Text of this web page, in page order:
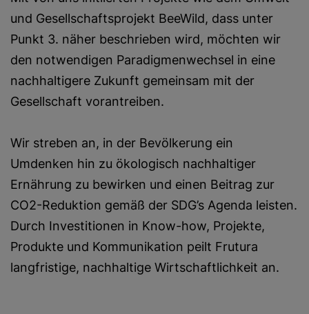
und Gesellschaftsprojekt BeeWild, dass unter
Punkt 3. näher beschrieben wird, möchten wir
den notwendigen Paradigmenwechsel in eine
nachhaltigere Zukunft gemeinsam mit der
Gesellschaft vorantreiben.
Wir streben an, in der Bevölkerung ein
Umdenken hin zu ökologisch nachhaltiger
Ernährung zu bewirken und einen Beitrag zur
CO2-Reduktion gemäß der SDG’s Agenda leisten.
Durch Investitionen in Know-how, Projekte,
Produkte und Kommunikation peilt Frutura
langfristige, nachhaltige Wirtschaftlichkeit an.